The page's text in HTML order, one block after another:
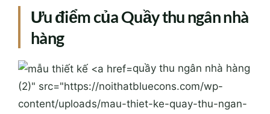
Ưu điểm của Quầy thu ngân nhà
hàng
quầy thu ngân nhà hàng
(2)" src="https://noithatbluecons.com/wp-
content/uploads/mau-thiet-ke-quay-thu-ngan-